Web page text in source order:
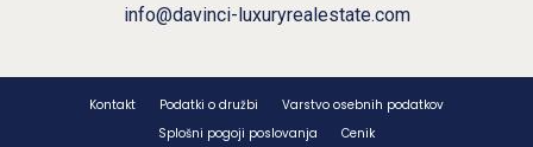
info@davinci-luxuryrealestate.com
Kontakt Podatki o družbi
Varstvo osebnih podatkov
Splošni pogoji poslovanja
Cenik